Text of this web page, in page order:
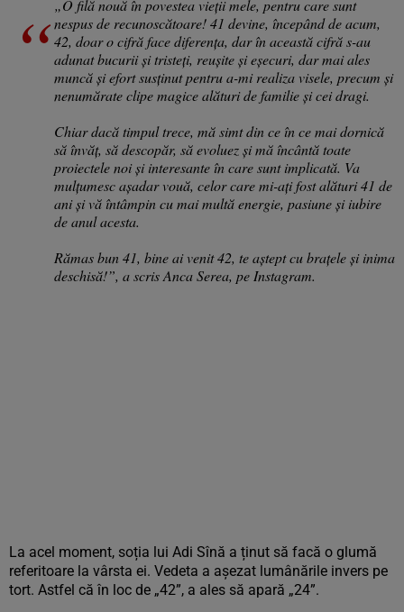
„O filă nouă în povestea vieții mele, pentru care sunt
nespus de recunoscătoare! 41 devine, începând de acum,
42, doar o cifră face diferența, dar în această cifră s-au
adunat bucurii și tristeți, reușite și eșecuri, dar mai ales
muncă și efort susținut pentru a-mi realiza visele, precum și
nenumărate clipe magice alături de familie și cei dragi.
Chiar dacă timpul trece, mă simt din ce în ce mai dornică
să învăț, să descopăr, să evoluez și mă încântă toate
proiectele noi și interesante în care sunt implicată. Va
mulțumesc așadar vouă, celor care mi-ați fost alături 41 de
ani și vă întâmpin cu mai multă energie, pasiune și iubire
de anul acesta.
Rămas bun 41, bine ai venit 42, te aștept cu brațele și inima
deschisă!”, a scris Anca Serea, pe Instagram.
La acel moment, soția lui Adi Sînă a ținut să facă o glumă
referitoare la vârsta ei. Vedeta a așezat lumânările invers pe
tort. Astfel că în loc de „42”, a ales să apară „24”.